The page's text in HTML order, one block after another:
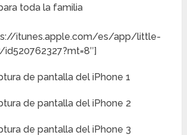
toda la familia
itunes.apple.com/es/app/little-